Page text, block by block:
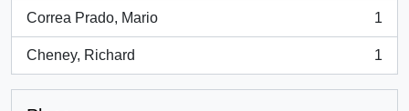
Correa Prado, Mario
, 1 results
1
Cheney, Richard
, 1 results
1